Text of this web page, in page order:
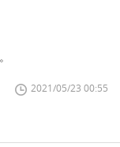
2021/05/23 00:55